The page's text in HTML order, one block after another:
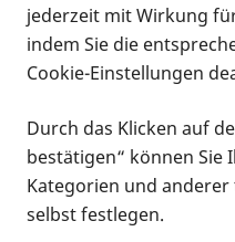
Infomaterial
Infomaterial
Vorlesen
Alle Infomaterialien
Formaten an einem
jederzeit mit Wirkung
indem Sie die
Cookie-Einstellungen
Durch das Klicken auf
bestätigen“ können Sie
Kategorien und
selbst festlegen.